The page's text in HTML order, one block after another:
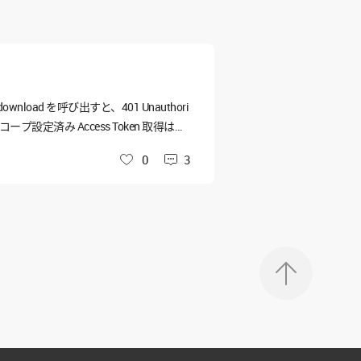
を呼び出すと、401 Unauthori
プ設定済み Access Token 取得は成
、Service Account に権限を付与す
いいね
0 3